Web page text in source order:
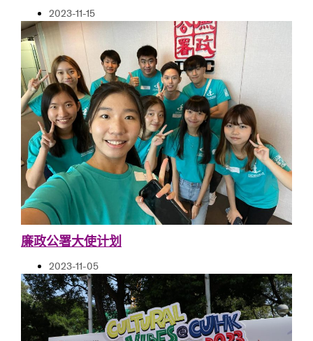
2023-11-15
廉政公署大使计划
2023-11-05